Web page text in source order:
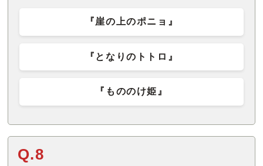
『崖の上のポニョ』
『となりのトトロ』
『もののけ姫』
Q.8